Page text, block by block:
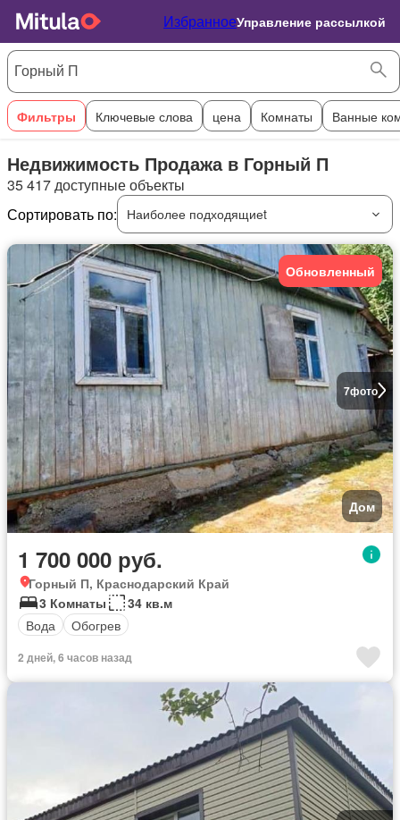
ИзбранноеУправление рассылкой
Фильтры Ключевые слова цена Комнаты Ванные
Недвижимость Продажа в Горный П
35 417 доступные объекты
Сортировать по:
Наиболее подходящиеt
7фото
Обновленный
Дом
1 700 000 руб.
Горный П, Краснодарский Край
3 Комнаты
34 кв.м
Вода
Обогрев
2 дней, 6 часов назад